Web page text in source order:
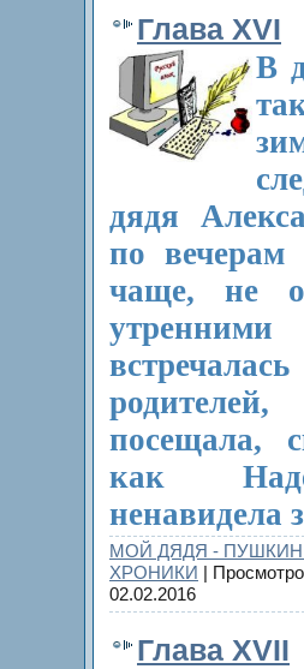
Глава XVI
В
дядя
по
чаще, не
посещала,
как
ненавидела
МОЙ ДЯДЯ -
ХРОНИКИ |
02.02.2016
Глава XVII